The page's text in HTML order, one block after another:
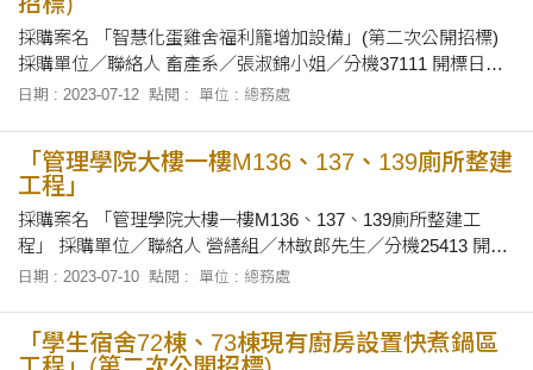
採購案名 「智慧化蛋雞舍福利籠增加設備」(第二次公開招標)
採購單位／聯絡人 畜產系／張淑錦小姐／分機37111 開標日期
及地點 民國112年7月19日上午10時正，在本校總務處會議室當
自向本校畜
日期 : 2023-07-12 點閱 : 單位 : 總務處
「管理學院大樓一樓M136、137、139廁所整建
工程」
採購案名 「管理學院大樓一樓M136、137、139廁所整建工
程」 採購單位／聯絡人 營繕組／林敏郎先生／分機25413 開標
日期及地點 112年7月19日上午10時15分，在本校總務處會議室
日期 : 2023-07-10 點閱 : 單位 : 總務處
「學生宿舍72棟、73棟現有廚房設置快煮鍋區